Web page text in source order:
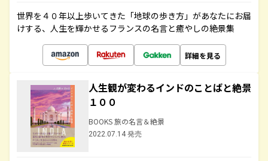
世界を４０年以上歩いてきた「地球の歩き方」があなたにお届
けする、人生を輝かせるフランスの名言と癒やしの絶景集
詳細を見る
人生観が変わるインドのことばと絶景
１００
BOOKS 旅の名言＆絶景
2022.07.14 発売